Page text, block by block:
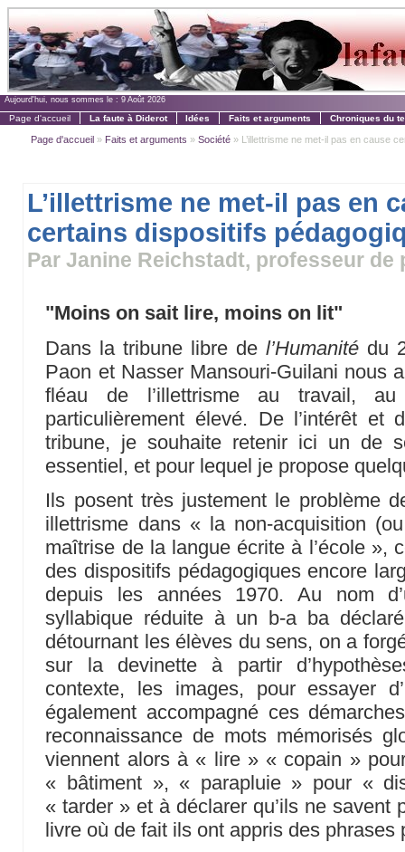
Aujourd'hui, nous sommes le : 9 Août 2026
Page d'accueil La faute à Diderot Idées Faits et arguments Chroniques du
Page d'accueil » Faits et arguments »Société » L’illettrisme ne met-il pas en cause
L’illettrisme ne met-il pas en
certains dispositifs
Par Janine Reichstadt, professeur de
"Moins on sait lire, moins on lit"
Dans la tribune libre del’Humanité du
Paon et Nasser Mansouri-Guilani nous
fléau de l’illettrisme au travail,
particulièrement élevé. De l’intérêt et
tribune, je souhaite retenir ici un de
essentiel, et pour lequel je propose
Ils posent très justement le problème
illettrisme dans « la non-acquisition
maîtrise de la langue écrite à l’école »,
des dispositifs pédagogiques encore
depuis les années 1970. Au nom
syllabique réduite à un b-a ba
détournant les élèves du sens, on a
sur la devinette à partir
contexte, les images, pour essayer
également accompagné ces
reconnaissance de mots mémorisés
viennent alors à « lire » « copain »
« bâtiment », « parapluie » pour «
« tarder » et à déclarer qu’ils ne savent
livre où de fait ils ont appris des